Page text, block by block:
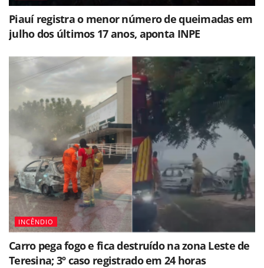
Piauí registra o menor número de queimadas em
julho dos últimos 17 anos, aponta INPE
INCÊNDIO
Carro pega fogo e fica destruído na zona Leste de
Teresina; 3º caso registrado em 24 horas